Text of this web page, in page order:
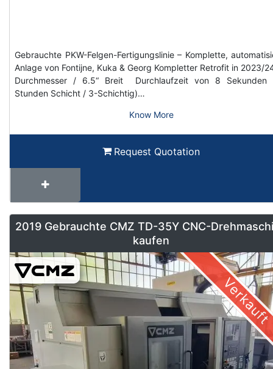
Gebrauchte PKW-Felgen-Fertigungslinie – Komplette,
Anlage von Fontijne, Kuka & Georg Kompletter Retrofit in 2023/
Durchmesser / 6.5“ Breit Durchlaufzeit von 8 Sekunden
Stunden Schicht / 3-Schichtig)…
Know More
Request Quotation
2019 Gebrauchte CMZ TD-35Y CNC-
kaufen
Verkauft